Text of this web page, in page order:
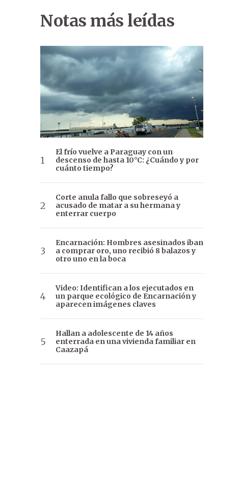
Notas más leídas
El frío vuelve a Paraguay con un
descenso de hasta 10°C: ¿Cuándo y por
cuánto tiempo?
Corte anula fallo que sobreseyó a
acusado de matar a su hermana y
enterrar cuerpo
Encarnación: Hombres asesinados iban
a comprar oro, uno recibió 8 balazos y
otro uno en la boca
Video: Identifican a los ejecutados en
un parque ecológico de Encarnación y
aparecen imágenes claves
Hallan a adolescente de 14 años
enterrada en una vivienda familiar en
Caazapá